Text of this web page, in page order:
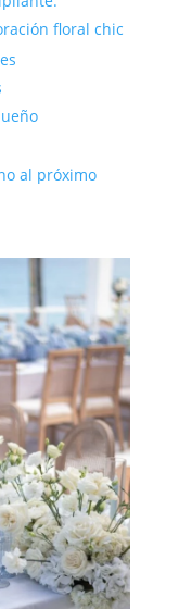
floral chic
al próximo